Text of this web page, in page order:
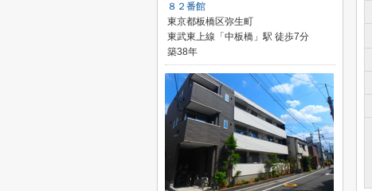
８２番館
東京都板橋区弥生町
東武東上線「中板橋」駅 徒歩7分
築38年